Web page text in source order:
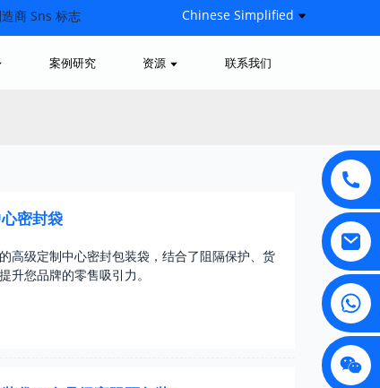
Chinese Simplified
案例研究 资源 联系我们
密封袋
高级定制中心密封包装袋，结合了阻隔保护、货
升您品牌的零售吸引力。